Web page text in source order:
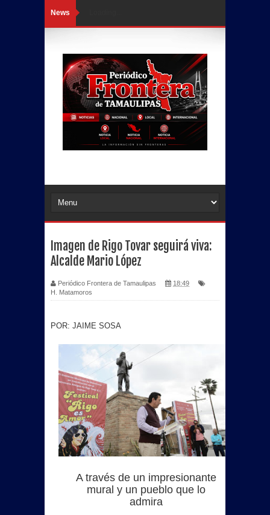
News
Imagen de Rigo Tovar seguirá viva:
Alcalde Mario López
Periódico Frontera de Tamaulipas
18:49
H. Matamoros
POR: JAIME SOSA
A través de un impresionante
mural y un pueblo que lo
admira